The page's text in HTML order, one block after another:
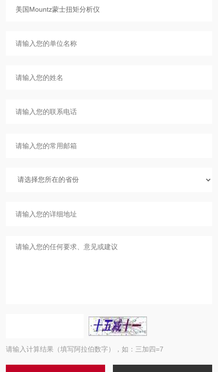
请输入计算结果（填写阿拉伯数字），如：三加四=7